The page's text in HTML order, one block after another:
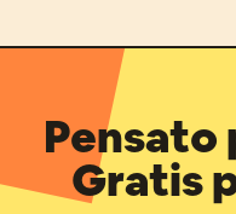
Pensato
Gratis